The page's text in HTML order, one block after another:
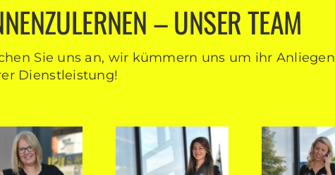
– UNSER TEAM
Sie uns an, wir kümmern uns um ihr
Dienstleistung!